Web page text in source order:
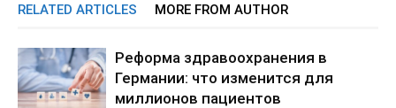
RELATED ARTICLES MORE FROM AUTHOR
Реформа здравоохранения в
Германии: что изменится для
миллионов пациентов